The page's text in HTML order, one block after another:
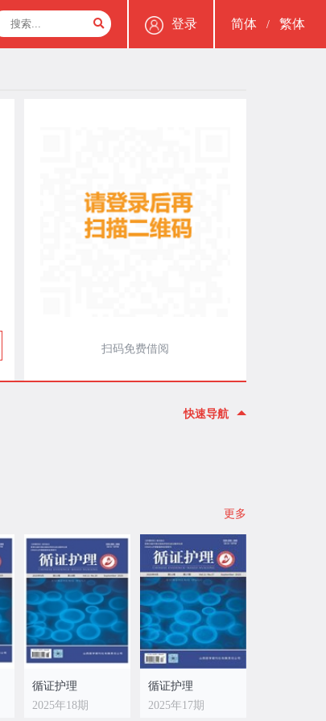
扫码免费借阅
快速导航
更多
循证护理
2025年18期
循证护理
2025年17期
登录 简体 / 繁体